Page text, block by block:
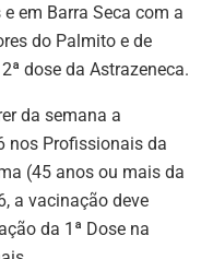
em Barra Seca com a
do Palmito e de
dose da Astrazeneca.
da semana a
nos Profissionais da
(45 anos ou mais da
a vacinação deve
da 1ª Dose na